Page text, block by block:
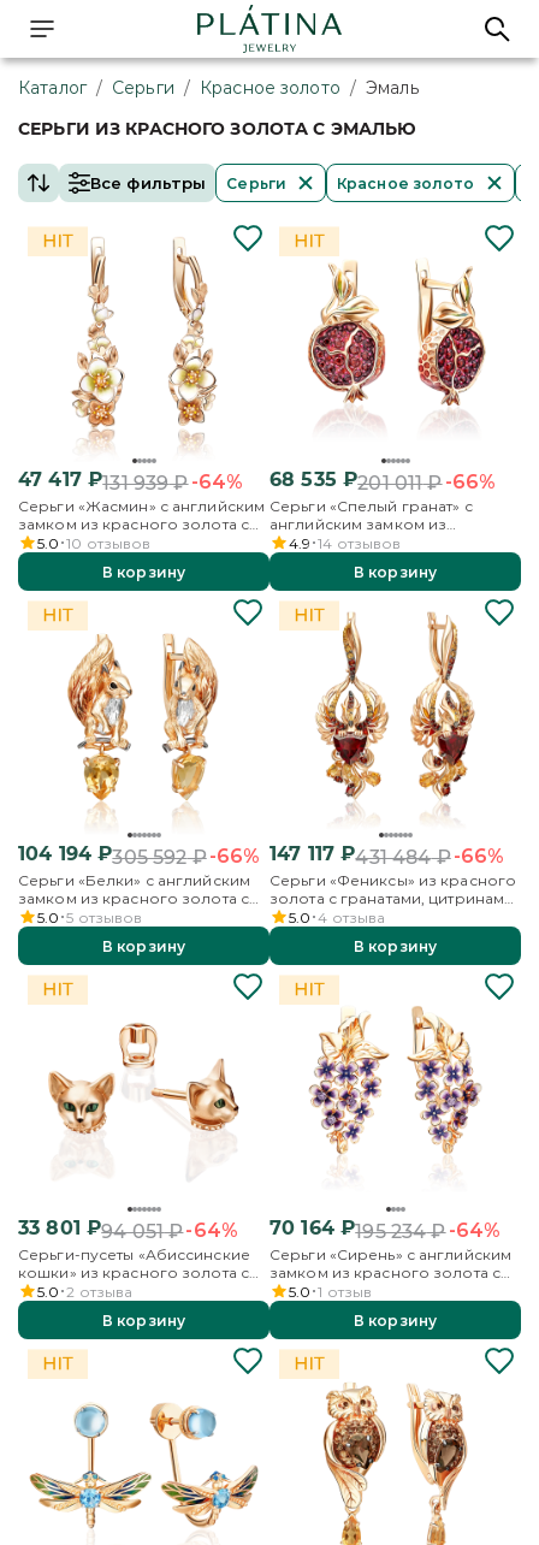
Каталог / Серьги / Красное золото / Эмаль
СЕРЬГИ ИЗ КРАСНОГО ЗОЛОТА С ЭМАЛЬЮ
Все фильтры Серьги Красное золото
47 417₽131 939₽-64%
Серьги «Жасмин» с английским
замком из красного золота с
эмалью
5.0 10 отзывов
В корзину
68 535 ₽201 011₽-66%
Серьги «Спелый гранат» с
английским замком из
красного золота с гранатами и
эмалью
4.9 14 отзывов
В корзину
104 194 ₽305 592₽-66%
Серьги «Белки» с английским
замком из красного золота с
цитрином и эмалью
5.0 5 отзывов
В корзину
147 117 ₽431 484₽-66%
Серьги «Фениксы» из красного
золота с гранатами, цитринами
и эмалью
5.0 4 отзыва
В корзину
33 801 ₽94 051₽-64%
Серьги-пусеты «Абиссинские
кошки» из красного золота с
эмалью
5.0 2 отзыва
В корзину
70 164₽195 234₽-64%
Серьги «Сирень» с английским
замком из красного золота с
фианитами и эмалью
5.0 1 отзыв
В корзину